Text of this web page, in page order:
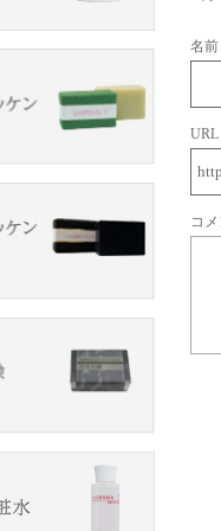
名前
URL
コ